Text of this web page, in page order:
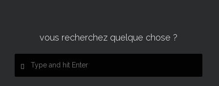
vous recherchez quelque chose ?